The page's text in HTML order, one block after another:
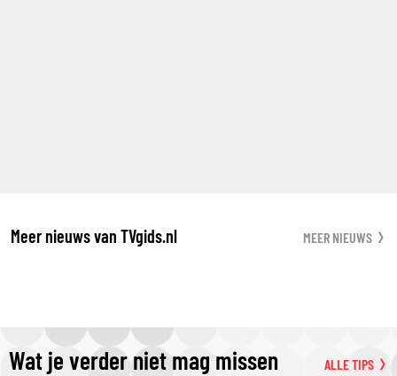
Meer nieuws van TVgids.nl MEER NIEUWS
Wat je verder niet mag missen ALLE TIPS